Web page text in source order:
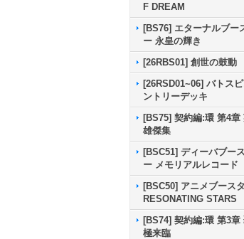
F DREAM
[BS76] エターナルブー
ー 永皇の輝き
[26RBS01] 創世の鼓動
[26RSD01~06] バトス
ントリーデッキ
[BS75] 契約編:環 第4章
雄傑集
[BSC51] ディーバブー
ー メモリアルレコード
[BSC50] アニメブース
RESONATING STARS
[BS74] 契約編:環 第3章
極来臨